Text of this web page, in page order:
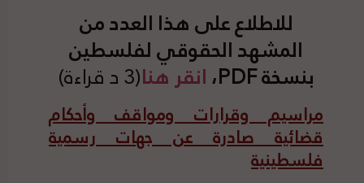
للاطلاع على هذا العدد من
المشهد الحقوقي لفلسطين
بنسخة PDF، انقر هنا(3 د قراءة)
مراسيم وقرارات ومواقف وأحكام
قضائية صادرة عن جهات رسمية
فلسطينية